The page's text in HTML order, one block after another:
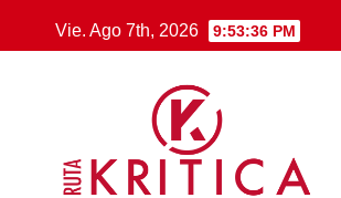
al
Vie. Ago 7th, 2026 9:53:37 PM